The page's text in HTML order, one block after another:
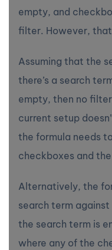
empty, and
filter. However,
Assuming that the
there’s a search
empty, then no
current setup
the formula needs
checkboxes and
Alternatively, the
search term
the search term is
where any of the